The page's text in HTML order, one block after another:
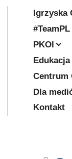
Igrzyska
#TeamPL
PKOl
Edukacja
Centrum
Dla
Kontakt